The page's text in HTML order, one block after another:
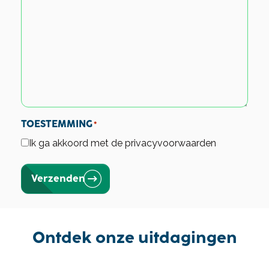
TOESTEMMING*
Ik ga akkoord met de privacyvoorwaarden
Verzenden
Ontdek onze uitdagingen